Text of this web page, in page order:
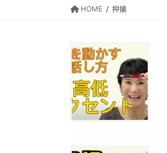
HOME 抑揚